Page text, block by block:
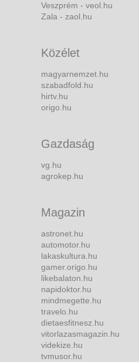
Veszprém - veol.hu
Zala - zaol.hu
Közélet
magyarnemzet.hu
szabadfold.hu
hirtv.hu
origo.hu
Gazdaság
vg.hu
agrokep.hu
Magazin
astronet.hu
automotor.hu
lakaskultura.hu
gamer.origo.hu
likebalaton.hu
napidoktor.hu
mindmegette.hu
travelo.hu
dietaesfitnesz.hu
vitorlazasmagazin.hu
videkize.hu
tvmusor.hu